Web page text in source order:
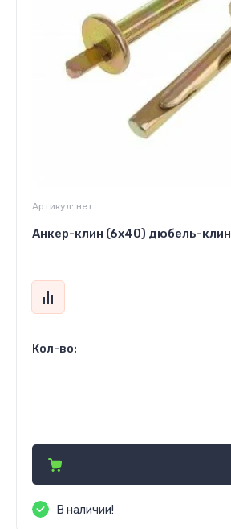
Артикул: нет
Анкер-клин (6x40) дюбель-клин
Кол-во:
В наличии!